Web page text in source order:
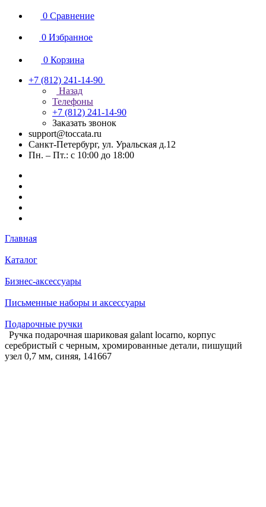
0 Сравнение
0 Избранное
0 Корзина
+7 (812) 241-14-90
Назад
Телефоны
+7 (812) 241-14-90
Заказать звонок
support@toccata.ru
Санкт-Петербург, ул. Уральская д.12
Пн. – Пт.: с 10:00 до 18:00
Главная
Каталог
Бизнес-аксессуары
Письменные наборы и аксессуары
Подарочные ручки
Ручка подарочная шариковая galant locarno, корпус
серебристый с черным, хромированные детали, пишущий
узел 0,7 мм, синяя, 141667